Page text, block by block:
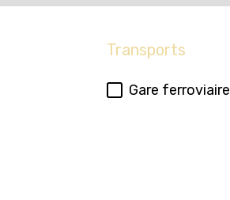
Transports
Gare ferroviaire